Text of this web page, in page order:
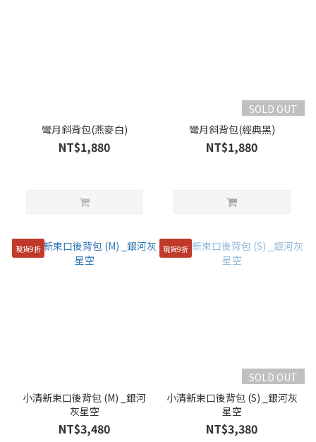
彎月斜背包(燕麥白)
NT$1,880
SOLD OUT
彎月斜背包(經典黑)
NT$1,880
現貨9折
小清新束口後背包 (M) _銀河
灰星空
NT$3,480
現貨9折
SOLD OUT
小清新束口後背包 (S) _銀河灰
星空
NT$3,380